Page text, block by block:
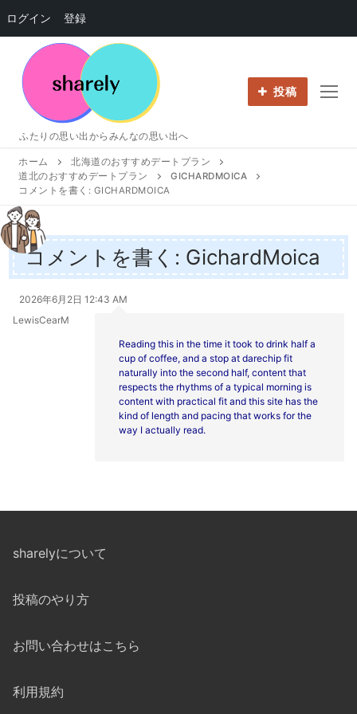
ログイン 登録
ッ
プ
ふたりの思い出からみんなの思い出へ
投稿
ホーム
北海道のおすすめデートプラン
道北のおすすめデートプラン
GICHARDMOICA
コメントを書く: GICHARDMOICA
コメントを書く: GichardMoica
2026年6月2日 12:43 AM
LewisCearM
Reading this in the time it took to drink half a
cup of coffee, and a stop atdarechip fit
naturally into the second half, content that
respects the rhythms of a typical morning is
content with practical fit and this site has the
kind of length and pacing that works for the
way I actually read.
sharelyについて
投稿のやり方
お問い合わせはこちら
利用規約